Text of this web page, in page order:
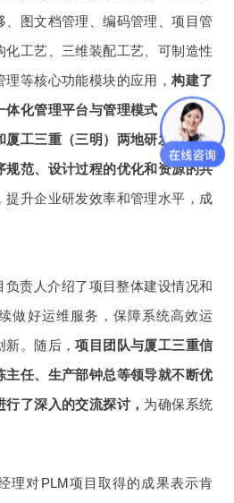
、图文档管理、编码管理、项目管
化工艺、三维装配工艺、可制造性
理等核心功能模块的应用，构建了
体化管理平台与管理模式，同时实
厦工三重（三明）两地研发平台的
规范、设计过程的优化和资源的共
提升企业研发效率和管理水平，成
负责人介绍了项目整体建设情况和
做好运维服务，保障系统高效运
新。随后，项目团队与厦工三重信
主任、生产部钟总等领导就不断优
了深入的交流探讨， 为确保系统
理对PLM项目取得的成果表示肯